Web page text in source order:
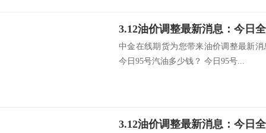
中金在线期货为您带来油价调整最新
今日95号汽油多少钱？ 今日95号...